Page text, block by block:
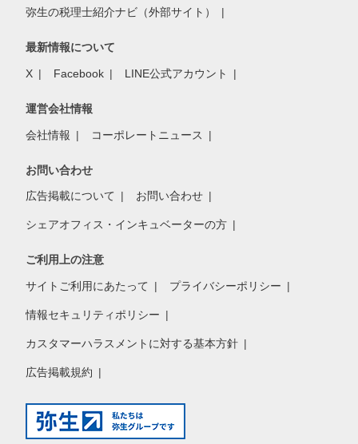
弥生の税理士紹介ナビ（外部サイト）
最新情報について
X Facebook LINE公式アカウント
運営会社情報
会社情報 コーポレートニュース
お問い合わせ
広告掲載について お問い合わせ
シェアオフィス・インキュベーターの方
ご利用上の注意
サイトご利用にあたって プライバシーポリシー
情報セキュリティポリシー
カスタマーハラスメントに対する基本方針
広告掲載規約